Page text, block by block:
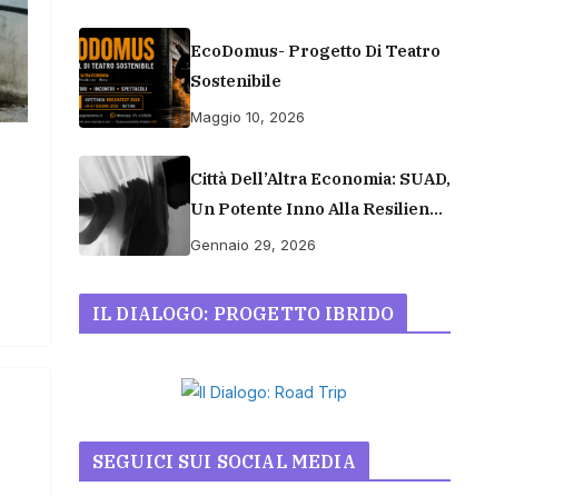
Recitazione A Roma
EcoDomus- Progetto Di Teatro
Sostenibile
Maggio 10, 2026
Città Dell’Altra Economia: SUAD,
Un Potente Inno Alla Resilienza
E Dignità Umana
Gennaio 29, 2026
IL DIALOGO: PROGETTO IBRIDO
SEGUICI SUI SOCIAL MEDIA